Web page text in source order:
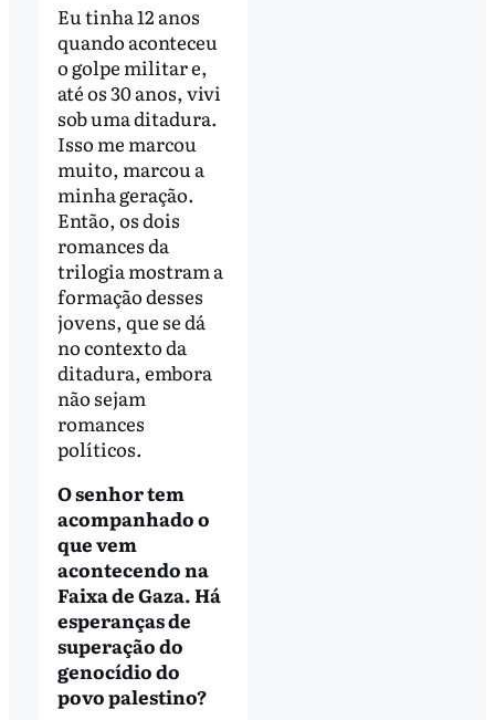
Eu tinha 12 anos
quando aconteceu
o golpe militar e,
até os 30 anos, vivi
sob uma ditadura.
Isso me marcou
muito, marcou a
minha geração.
Então, os dois
romances da
trilogia mostram a
formação desses
jovens, que se dá
no contexto da
ditadura, embora
não sejam
romances
políticos.
O senhor tem
acompanhado o
que vem
acontecendo na
Faixa de Gaza. Há
esperanças de
superação do
genocídio do
povo palestino?